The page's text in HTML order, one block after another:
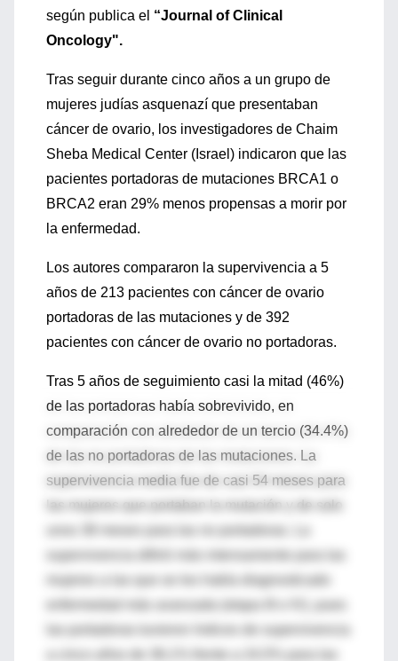
según publica el “Journal of Clinical
Oncology".
Tras seguir durante cinco años a un grupo de
mujeres judías asquenazí que presentaban
cáncer de ovario, los investigadores de Chaim
Sheba Medical Center (Israel) indicaron que las
pacientes portadoras de mutaciones BRCA1 o
BRCA2 eran 29% menos propensas a morir por
la enfermedad.
Los autores compararon la supervivencia a 5
años de 213 pacientes con cáncer de ovario
portadoras de las mutaciones y de 392
pacientes con cáncer de ovario no portadoras.
Tras 5 años de seguimiento casi la mitad (46%)
de las portadoras había sobrevivido, en
comparación con alrededor de un tercio (34.4%)
de las no portadoras de las mutaciones. La
supervivencia media fue de casi 54 meses para
las mujeres que portaban la mutación y de solo
supervivencia difirió más intensamente para las
mujeres a las que se les había diagnosticado
enfermedad más avanzada (etapa III o IV), pues
las portadoras tuvieron índices de supervivencia